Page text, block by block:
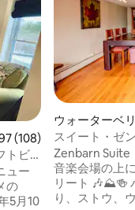
ー108件、5つ星中
(108)
トビ
ュー
の
5月10
ウォーターベ
のマンション
スイート・ゼ
パート | VIP特
Zenbarn Suite
音楽会場の上
リート 🎶⛰️🍻 バーモント州の中心部にあ
り、ストウ、